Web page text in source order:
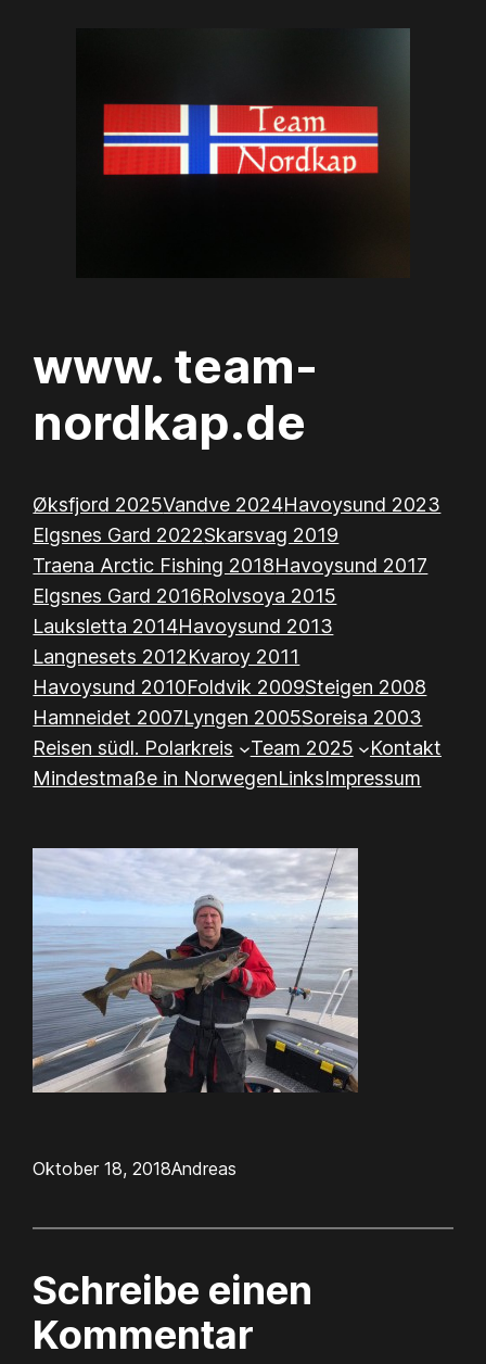
www. team-
nordkap.de
Øksfjord 2025Vandve 2024Havoysund 2023
Elgsnes Gard 2022Skarsvag 2019
Traena Arctic Fishing 2018Havoysund 2017
Elgsnes Gard 2016Rolvsoya 2015
Lauksletta 2014Havoysund 2013
Langnesets 2012Kvaroy 2011
Havoysund 2010Foldvik 2009Steigen 2008
Hamneidet 2007Lyngen 2005Soreisa 2003
Reisen südl. Polarkreis
Team 2025
Kontakt
Mindestmaße in NorwegenLinksImpressum
Oktober 18, 2018Andreas
Schreibe einen
Kommentar